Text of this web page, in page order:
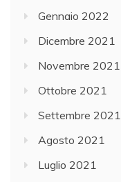
Gennaio 2022
Dicembre 2021
Novembre 2021
Ottobre 2021
Settembre 2021
Agosto 2021
Luglio 2021